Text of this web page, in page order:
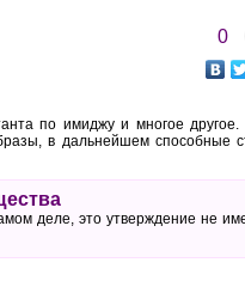
0
по имиджу и многое
в дальнейшем способные
деле, это утверждение не